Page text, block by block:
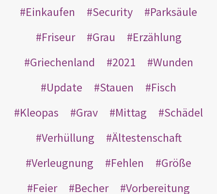
Einkaufen Security
Parksäule
Friseur
Grau
Erzählung
Griechenland
2021
Wunden
Update
Stauen
Fisch
Kleopas
Grav Mittag
Schädel
Verhüllung
Ältestenschaft
Verleugnung
Fehlen
Größe
Feier
Becher
Vorbereitung